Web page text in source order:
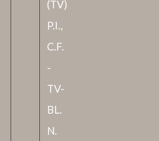
(TV)
P.I.,
C.F.
-
TV-
BL.
N.